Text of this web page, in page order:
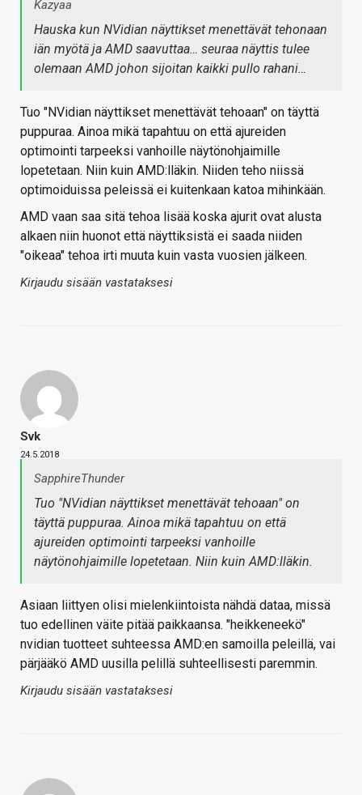
Kazyaa
Hauska kun NVidian näyttikset menettävät tehonaan
iän myötä ja AMD saavuttaa… seuraa näyttis tulee
olemaan AMD johon sijoitan kaikki pullo rahani…
Tuo "NVidian näyttikset menettävät tehoaan" on täyttä
puppuraa. Ainoa mikä tapahtuu on että ajureiden
optimointi tarpeeksi vanhoille näytönohjaimille
lopetetaan. Niin kuin AMD:lläkin. Niiden teho niissä
optimoiduissa peleissä ei kuitenkaan katoa mihinkään.
AMD vaan saa sitä tehoa lisää koska ajurit ovat alusta
alkaen niin huonot että näyttiksistä ei saada niiden
"oikeaa" tehoa irti muuta kuin vasta vuosien jälkeen.
Kirjaudu sisään vastataksesi
Svk
24.5.2018
SapphireThunder
Tuo "NVidian näyttikset menettävät tehoaan" on
täyttä puppuraa. Ainoa mikä tapahtuu on että
ajureiden optimointi tarpeeksi vanhoille
näytönohjaimille lopetetaan. Niin kuin AMD:lläkin.
Asiaan liittyen olisi mielenkiintoista nähdä dataa, missä
tuo edellinen väite pitää paikkaansa. "heikkeneekö"
nvidian tuotteet suhteessa AMD:en samoilla peleillä, vai
pärjääkö AMD uusilla pelillä suhteellisesti paremmin.
Kirjaudu sisään vastataksesi